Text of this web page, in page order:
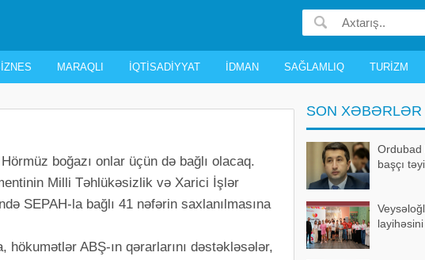
MARAQLI İQTISADIYYAT İDMAN SAĞLAMLIQ TURIZM
boğazı onlar üçün də bağlı olacaq.
Milli Təhlükəsizlik və Xarici İşlər
SEPAH-la bağlı 41 nəfərin saxlanılmasına
ABŞ-ın qərarlarını dəstəkləsələr,
SON XƏBƏRLƏR
Ordubad
başçı